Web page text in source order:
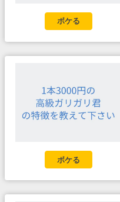
ボケる
ボケる